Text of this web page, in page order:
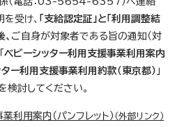
受け、 「支給認定証」と「利用調整結
ご自身が対象者である旨の通知（対
ベビーシッター利用支援事業利用案内
ー利用支援事業利用約款（東京都） 」
検討してください。
利用案内（パンフレット） （外部リンク）